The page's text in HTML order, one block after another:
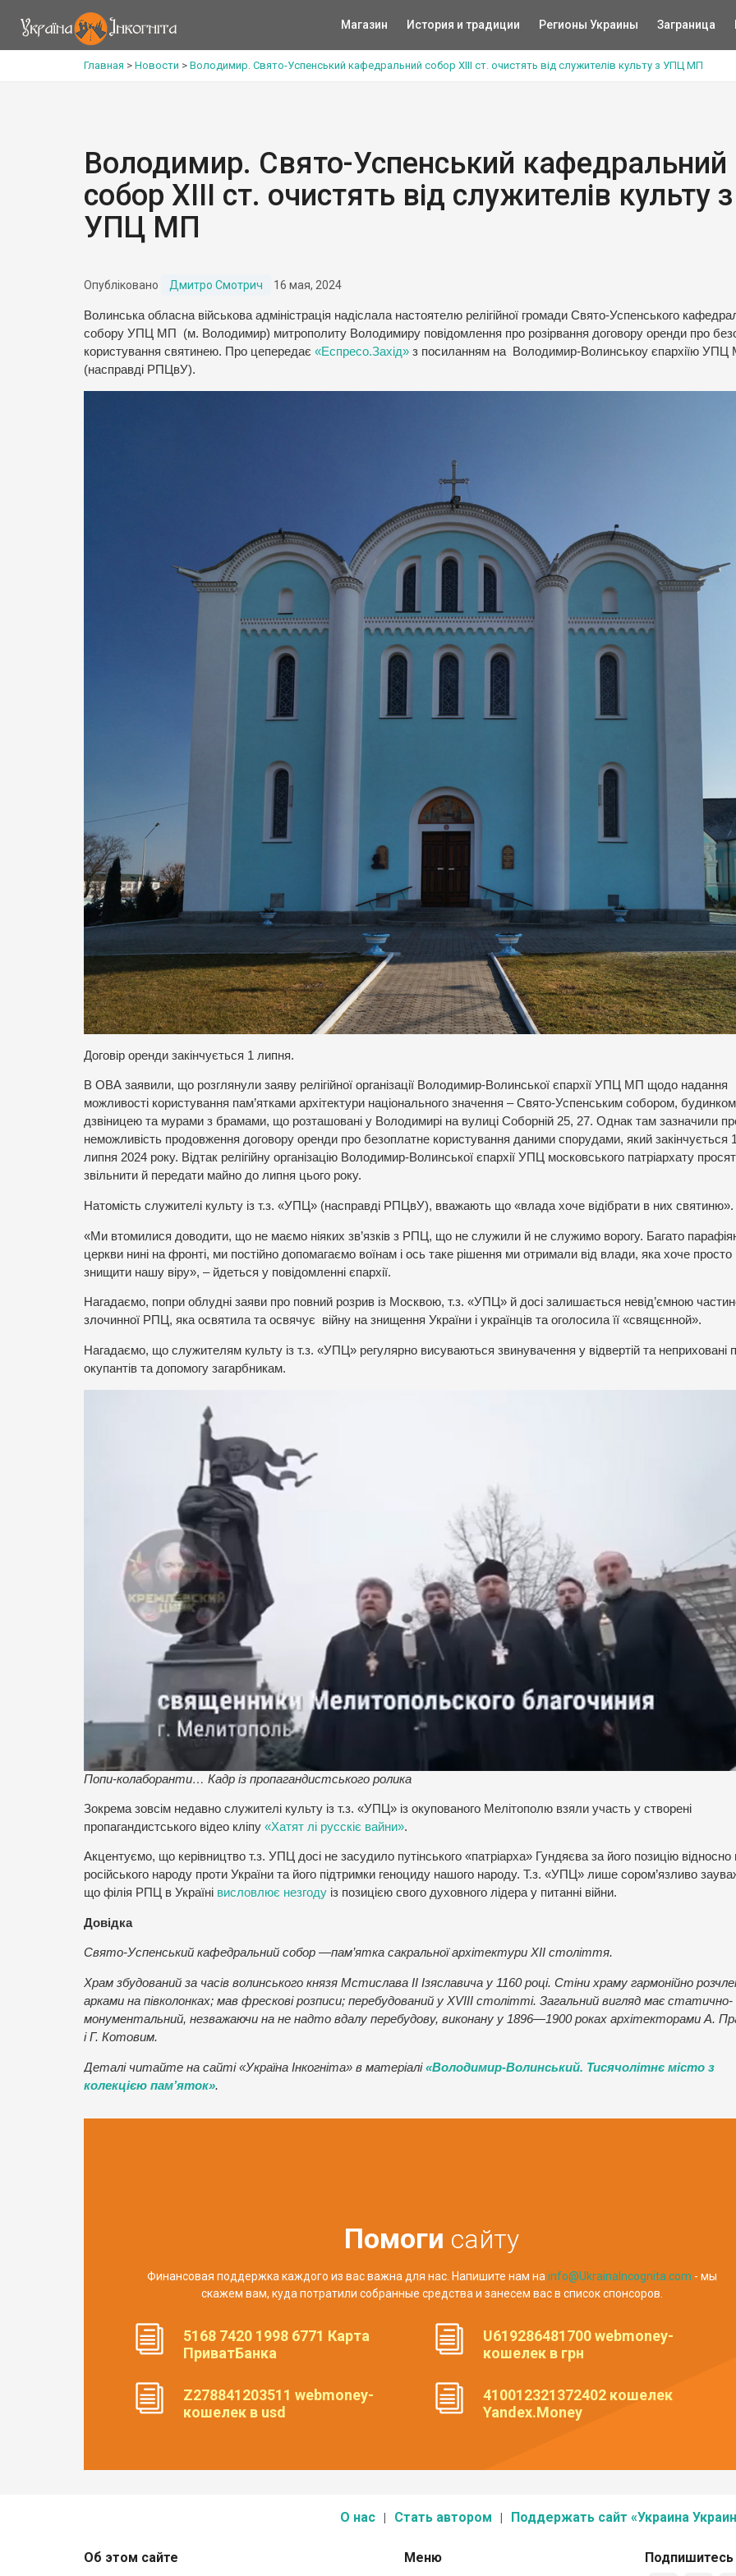
Магазин История и традиции Регионы Украины Заграница
Главная > Новости > Володимир. Свято-Успенський кафедральний собор ХІІІ ст. очистять від служителів культу з УПЦ МП
Володимир. Свято-Успенський кафедральний
собор ХІІІ ст. очистять від служителів культу з
УПЦ МП
Опубліковано Дмитро Смотрич 16 мая, 2024
Волинська обласна військова адміністрація надіслала настоятелю релігійної громади Свято-Успенського
собору УПЦ МП (м. Володимир) митрополиту Володимиру повідомлення про розірвання договору оренди про
користування святинею. Про цепередає «Еспресо.Захід» з посиланням на Володимир-Волинськоу єпархіїю
(насправді РПЦвУ).
Договір оренди закінчується 1 липня.
В ОВА заявили, що розглянули заяву релігійної організації Володимир-Волинської єпархії УПЦ МП щодо надання
можливості користування пам’ятками архітектури національного значення – Свято-Успенським собором,
дзвіницею та мурами з брамами, що розташовані у Володимирі на вулиці Соборній 25, 27. Однак там зазначили
неможливість продовження договору оренди про безоплатне користування даними спорудами, який закінчується
липня 2024 року. Відтак релігійну організацію Володимир-Волинської єпархії УПЦ московського патріархату
звільнити й передати майно до липня цього року.
Натомість служителі культу із т.з. «УПЦ» (насправді РПЦвУ), вважають що «влада хоче відібрати в них святиню».
«Ми втомилися доводити, що не маємо ніяких зв’язків з РПЦ, що не служили й не служимо ворогу. Багато
церкви нині на фронті, ми постійно допомагаємо воїнам і ось таке рішення ми отримали від влади, яка хоче просто
знищити нашу віру», – йдеться у повідомленні єпархії.
Нагадаємо, попри облудні заяви про повний розрив із Москвою, т.з. «УПЦ» й досі залишається невід’ємною
злочинної РПЦ, яка освятила та освячує війну на знищення України і українців та оголосила її «свящєнной».
Нагадаємо, що служителям культу із т.з. «УПЦ» регулярно висуваються звинувачення у відвертій та неприховані
окупантів та допомогу загарбникам.
Попи-колаборанти… Кадр із пропагандистського ролика
Зокрема зовсім недавно служителі культу із т.з. «УПЦ» із окупованого Мелітополю взяли участь у створені
пропагандистського відео кліпу «Хатят лі русскіє вайни».
Акцентуємо, що керівництво т.з. УПЦ досі не засудило путінського «патріарха» Гундяєва за його позицію відносно
російського народу проти України та його підтримки геноциду нашого народу. Т.з. «УПЦ» лише сором’язливо
що філія РПЦ в Україні висловлює незгоду із позицією свого духовного лідера у питанні війни.
Довідка
Свято-Успенський кафедральний собор —пам’ятка сакральної архітектури XII століття.
Храм збудований за часів волинського князя Мстислава II Ізяславича у 1160 році. Стіни храму гармонійно
арками на півколонках; мав фрескові розписи; перебудований у XVIII столітті. Загальний вигляд має статично-
монументальний, незважаючи на не надто вдалу перебудову, виконану у 1896—1900 роках архітекторами А.
і Г. Котовим.
Деталі читайте на сайті «Україна Інкогніта» в матеріалі«Володимир-Волинський. Тисячолітнє місто з
колекцією пам’яток».
Помоги сайту
Финансовая поддержка каждого из вас важна для нас. Напишите нам наinfo@UkrainaIncognita.com - мы
скажем вам, куда потратили собранные средства и занесем вас в список спонсоров.
5168 7420 1998 6771 Карта
ПриватБанка
U619286481700 webmoney-
кошелек в грн
Z278841203511 webmoney-
кошелек в usd
410012321372402 кошелек
Yandex.Money
О нас Стать автором Поддержать сайт «Украина
Об этом сайте Меню Подпишитесь